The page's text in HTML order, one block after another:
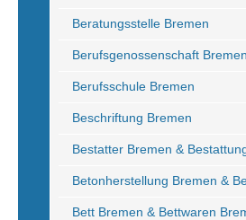
Beratungsstelle Bremen
Berufsgenossenschaft Bremen
Berufsschule Bremen
Beschriftung Bremen
Bestatter Bremen &
Betonherstellung Bremen &
Bett Bremen & Bettwaren